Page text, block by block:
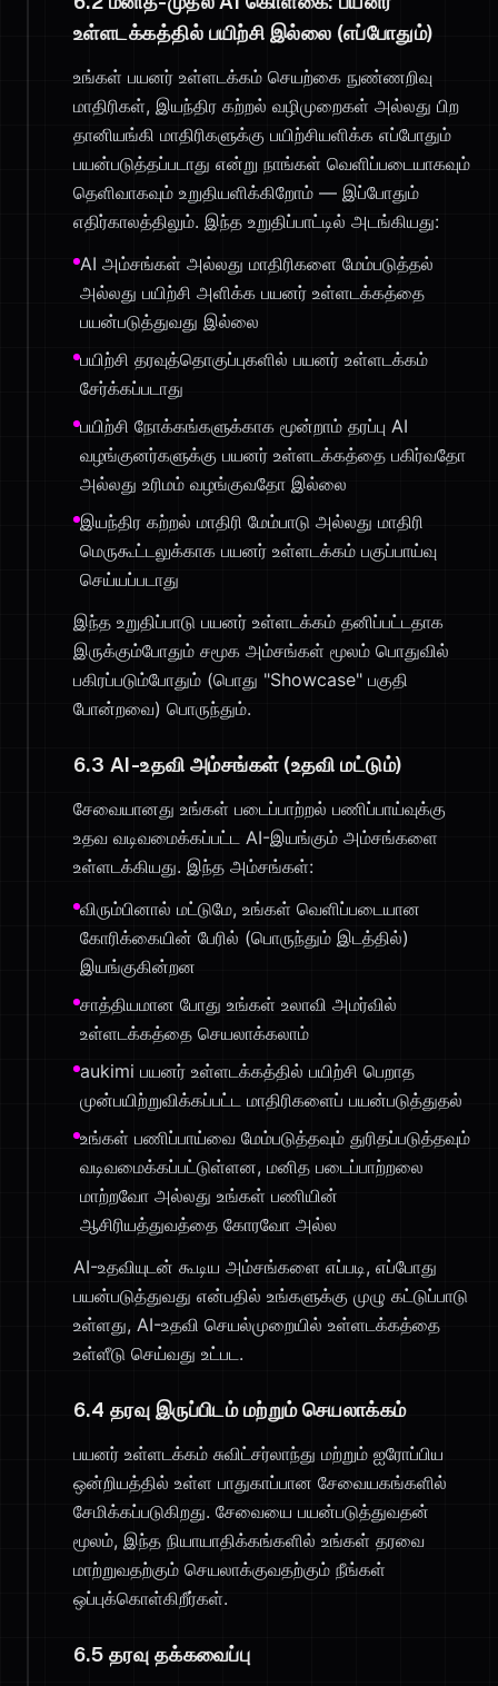
உள்ளடக்கத்தில் பயிற்சி இல்லை (எப்போதும்)
உங்கள் பயனர் உள்ளடக்கம் செயற்கை நுண்ணறிவு
மாதிரிகள், இயந்திர கற்றல் வழிமுறைகள் அல்லது பிற
தானியங்கி மாதிரிகளுக்கு பயிற்சியளிக்க எப்போதும்
பயன்படுத்தப்படாது என்று நாங்கள் வெளிப்படையாகவும்
தெளிவாகவும் உறுதியளிக்கிறோம் — இப்போதும்
எதிர்காலத்திலும். இந்த உறுதிப்பாட்டில் அடங்கியது:
AI அம்சங்கள் அல்லது மாதிரிகளை மேம்படுத்தல்
அல்லது பயிற்சி அளிக்க பயனர் உள்ளடக்கத்தை
பயன்படுத்துவது இல்லை
பயிற்சி தரவுத்தொகுப்புகளில் பயனர் உள்ளடக்கம்
சேர்க்கப்படாது
பயிற்சி நோக்கங்களுக்காக மூன்றாம் தரப்பு AI
வழங்குனர்களுக்கு பயனர் உள்ளடக்கத்தை பகிர்வதோ
அல்லது உரிமம் வழங்குவதோ இல்லை
இயந்திர கற்றல் மாதிரி மேம்பாடு அல்லது மாதிரி
மெருகூட்டலுக்காக பயனர் உள்ளடக்கம் பகுப்பாய்வு
செய்யப்படாது
இந்த உறுதிப்பாடு பயனர் உள்ளடக்கம் தனிப்பட்டதாக
இருக்கும்போதும் சமூக அம்சங்கள் மூலம் பொதுவில்
பகிரப்படும்போதும் (பொது "Showcase" பகுதி
போன்றவை) பொருந்தும்.
6.3 AI-உதவி அம்சங்கள் (உதவி மட்டும்)
சேவையானது உங்கள் படைப்பாற்றல் பணிப்பாய்வுக்கு
உதவ வடிவமைக்கப்பட்ட AI-இயங்கும் அம்சங்களை
உள்ளடக்கியது. இந்த அம்சங்கள்:
விரும்பினால் மட்டுமே, உங்கள் வெளிப்படையான
கோரிக்கையின் பேரில் (பொருந்தும் இடத்தில்)
இயங்குகின்றன
சாத்தியமான போது உங்கள் உலாவி அமர்வில்
உள்ளடக்கத்தை செயலாக்கலாம்
aukimi பயனர் உள்ளடக்கத்தில் பயிற்சி பெறாத
முன்பயிற்றுவிக்கப்பட்ட மாதிரிகளைப் பயன்படுத்துதல்
உங்கள் பணிப்பாய்வை மேம்படுத்தவும் துரிதப்படுத்தவும்
வடிவமைக்கப்பட்டுள்ளன, மனித படைப்பாற்றலை
மாற்றவோ அல்லது உங்கள் பணியின்
ஆசிரியத்துவத்தை கோரவோ அல்ல
AI-உதவியுடன் கூடிய அம்சங்களை எப்படி, எப்போது
பயன்படுத்துவது என்பதில் உங்களுக்கு முழு கட்டுப்பாடு
உள்ளது, AI-உதவி செயல்முறையில் உள்ளடக்கத்தை
உள்ளீடு செய்வது உட்பட.
6.4 தரவு இருப்பிடம் மற்றும் செயலாக்கம்
பயனர் உள்ளடக்கம் சுவிட்சர்லாந்து மற்றும் ஐரோப்பிய
ஒன்றியத்தில் உள்ள பாதுகாப்பான சேவையகங்களில்
சேமிக்கப்படுகிறது. சேவையை பயன்படுத்துவதன்
மூலம், இந்த நியாயாதிக்கங்களில் உங்கள் தரவை
மாற்றுவதற்கும் செயலாக்குவதற்கும் நீங்கள்
ஒப்புக்கொள்கிறீர்கள்.
6.5 தரவு தக்கவைப்பு